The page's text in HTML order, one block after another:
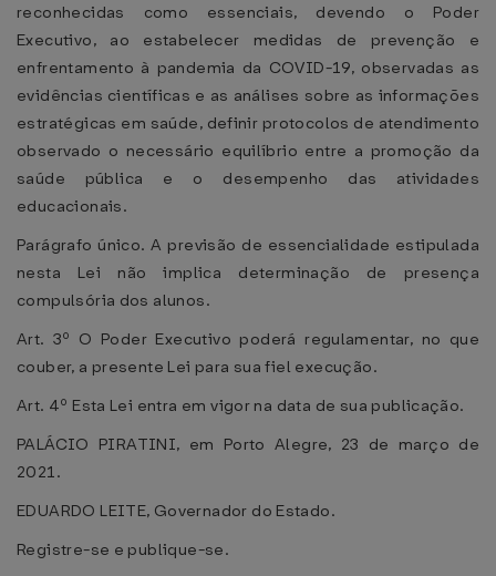
reconhecidas como essenciais, devendo o Poder
Executivo, ao estabelecer medidas de prevenção e
enfrentamento à pandemia da COVID-19, observadas as
evidências científicas e as análises sobre as informações
estratégicas em saúde, definir protocolos de atendimento
observado o necessário equilíbrio entre a promoção da
saúde pública e o desempenho das atividades
educacionais.
Parágrafo único. A previsão de essencialidade estipulada
nesta Lei não implica determinação de presença
compulsória dos alunos.
Art. 3º O Poder Executivo poderá regulamentar, no que
couber, a presente Lei para sua fiel execução.
Art. 4º Esta Lei entra em vigor na data de sua publicação.
PALÁCIO PIRATINI, em Porto Alegre, 23 de março de
2021.
EDUARDO LEITE, Governador do Estado.
Registre-se e publique-se.